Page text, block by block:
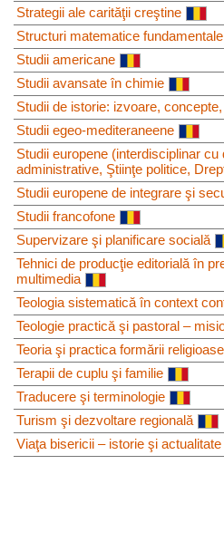
Strategii ale carităţii creştine
Structuri matematice fundamentale
Studii americane
Studii avansate în chimie
Studii de istorie: izvoare,
Studii egeo-mediteraneene
Studii europene (interdisciplinar cu
administrative, Ştiinţe politice,
Studii europene de integrare şi
Studii francofone
Supervizare şi planificare socială
Tehnici de producţie editorială în
multimedia
Teologia sistematică în context
Teologie practică şi pastoral –
Teoria şi practica formării religioase
Terapii de cuplu şi familie
Traducere şi terminologie
Turism şi dezvoltare regională
Viaţa bisericii – istorie şi actualitate